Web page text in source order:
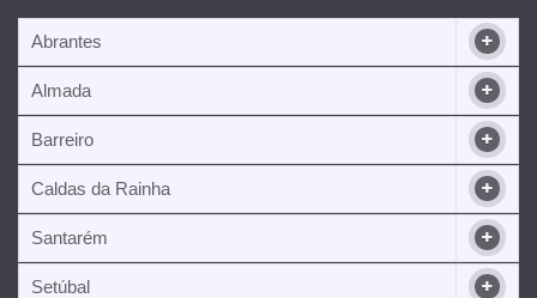
Abrantes
Almada
Barreiro
Caldas da Rainha
Santarém
Setúbal